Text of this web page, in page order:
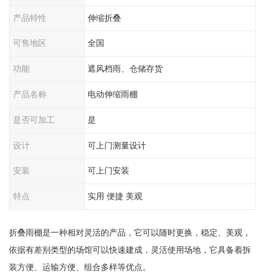
产品特性 伸缩折叠
可售地区 全国
功能 遮风档雨、仓储存货
产品名称 电动伸缩雨棚
是否可加工 是
设计 可上门测量设计
安装 可上门安装
特点 实用 便捷 美观
折叠雨棚是一种相对灵活的产品，它可以随时更换，稳定、美观，
依据有差别类型的场馆可以快速建成，灵活使用场地，它具备着拆
装方便、运输方便、组合多样等优点。